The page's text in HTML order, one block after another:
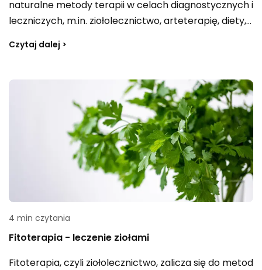
naturalne metody terapii w celach diagnostycznych i
leczniczych, m.in. ziołolecznictwo, arteterapię, diety,
irydologię. Zainteresowanie medycyną naturalną
poza standardowymi rozwiązaniami. Dlatego praca
naturopaty bywa postrzegana jako perspektywiczny
kierunek rozwoju — co naturalnie prowadzi do
pytania o zarobki w tym zawodzie.
Czytaj dalej >
4 min czytania
Fitoterapia - leczenie ziołami
Fitoterapia, czyli ziołolecznictwo, zalicza się do metod